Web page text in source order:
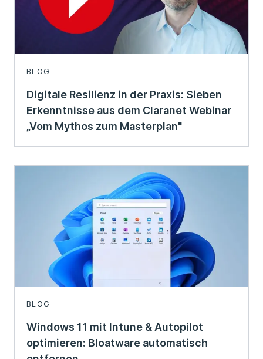
BLOG
Digitale Resilienz in der Praxis: Sieben
Erkenntnisse aus dem Claranet Webinar
„Vom Mythos zum Masterplan"
BLOG
Windows 11 mit Intune & Autopilot
optimieren: Bloatware automatisch